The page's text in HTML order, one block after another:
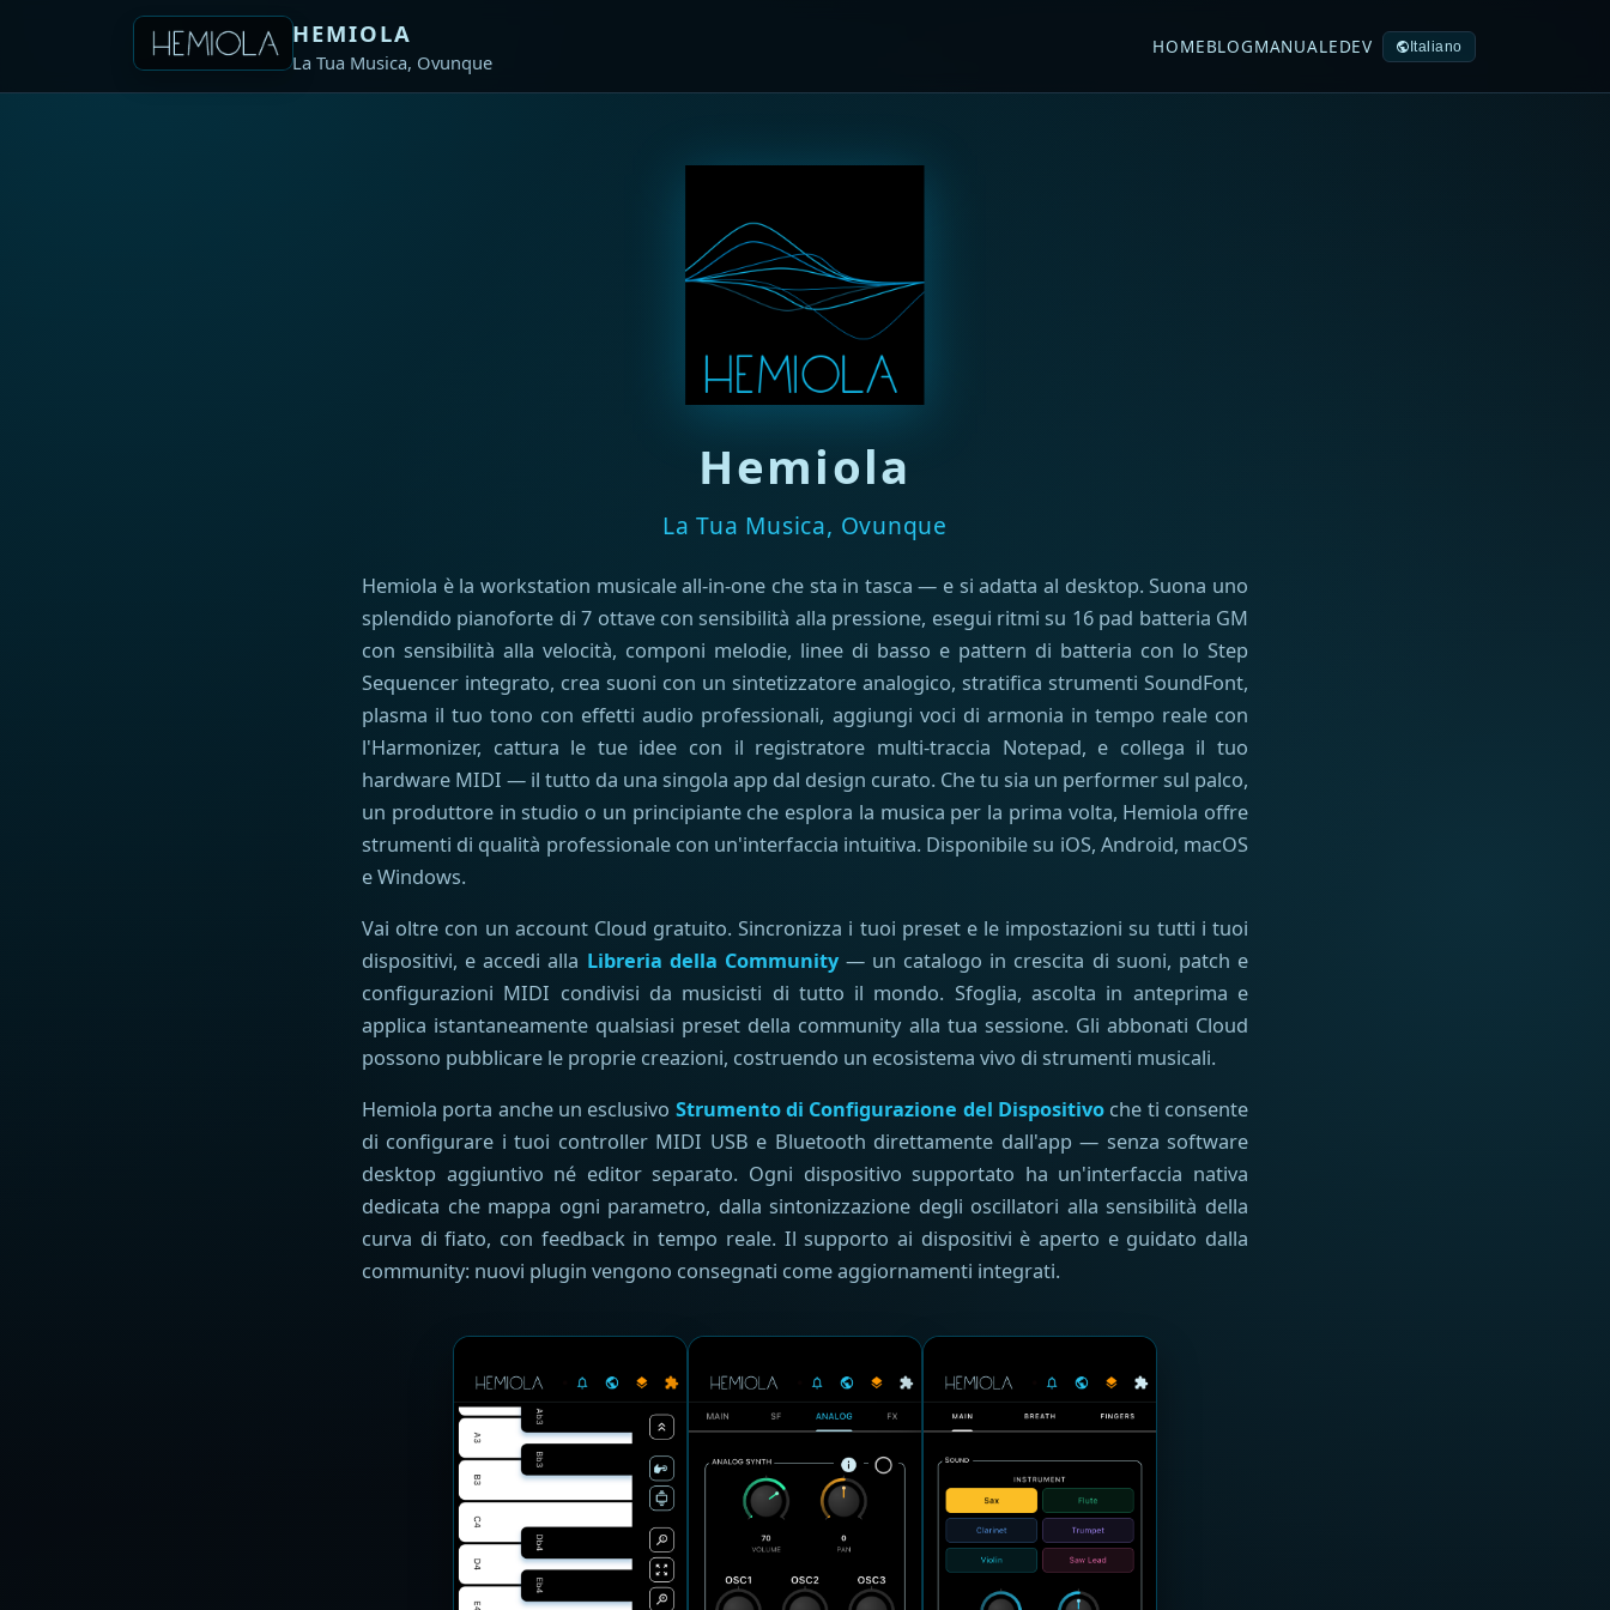
HEMIOLA
La Tua Musica, Ovunque
HOMEBLOGMANUALEDEV Italiano
Hemiola
La Tua Musica, Ovunque
Hemiola è la workstation musicale all-in-one che sta in tasca — e si adatta al desktop. Suona uno
splendido pianoforte di 7 ottave con sensibilità alla pressione, esegui ritmi su 16 pad batteria GM
con sensibilità alla velocità, componi melodie, linee di basso e pattern di batteria con lo Step
Sequencer integrato, crea suoni con un sintetizzatore analogico, stratifica strumenti SoundFont,
plasma il tuo tono con effetti audio professionali, aggiungi voci di armonia in tempo reale con
l'Harmonizer, cattura le tue idee con il registratore multi-traccia Notepad, e collega il tuo
hardware MIDI — il tutto da una singola app dal design curato. Che tu sia un performer sul palco,
un produttore in studio o un principiante che esplora la musica per la prima volta, Hemiola offre
strumenti di qualità professionale con un'interfaccia intuitiva. Disponibile su iOS, Android, macOS
e Windows.
Vai oltre con un account Cloud gratuito. Sincronizza i tuoi preset e le impostazioni su tutti i tuoi
dispositivi, e accedi alla Libreria della Community— un catalogo in crescita di suoni, patch e
configurazioni MIDI condivisi da musicisti di tutto il mondo. Sfoglia, ascolta in anteprima e
applica istantaneamente qualsiasi preset della community alla tua sessione. Gli abbonati Cloud
possono pubblicare le proprie creazioni, costruendo un ecosistema vivo di strumenti musicali.
Hemiola porta anche un esclusivo Strumento di Configurazione del Dispositivo che ti consente
di configurare i tuoi controller MIDI USB e Bluetooth direttamente dall'app — senza software
desktop aggiuntivo né editor separato. Ogni dispositivo supportato ha un'interfaccia nativa
dedicata che mappa ogni parametro, dalla sintonizzazione degli oscillatori alla sensibilità della
curva di fiato, con feedback in tempo reale. Il supporto ai dispositivi è aperto e guidato dalla
community: nuovi plugin vengono consegnati come aggiornamenti integrati.